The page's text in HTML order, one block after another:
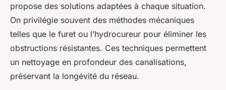
propose des solutions adaptées à chaque situation.
On privilégie souvent des méthodes mécaniques
telles que le furet ou l’hydrocureur pour éliminer les
obstructions résistantes. Ces techniques permettent
un nettoyage en profondeur des canalisations,
préservant la longévité du réseau.